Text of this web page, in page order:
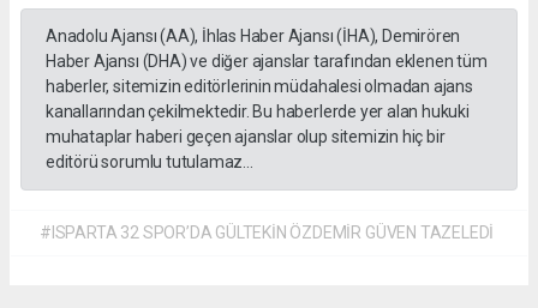
Anadolu Ajansı (AA), İhlas Haber Ajansı (İHA), Demirören
Haber Ajansı (DHA) ve diğer ajanslar tarafından eklenen tüm
haberler, sitemizin editörlerinin müdahalesi olmadan ajans
kanallarından çekilmektedir. Bu haberlerde yer alan hukuki
muhataplar haberi geçen ajanslar olup sitemizin hiç bir
editörü sorumlu tutulamaz...
#ISPARTA 32 SPOR’DA GÜLTEKİN ÖZDEMİR GÜVEN TAZELEDİ